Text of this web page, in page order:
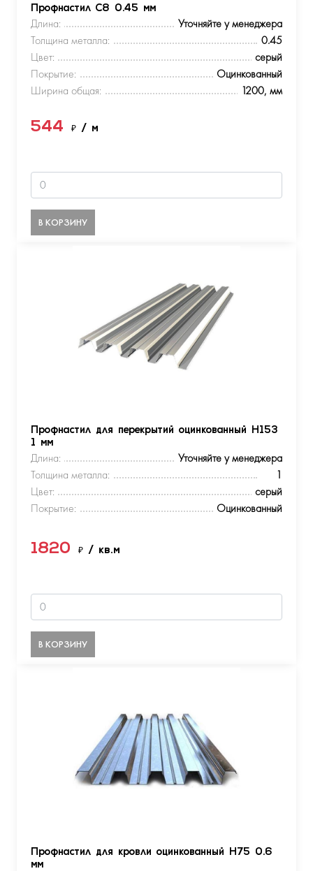
Профнастил С8 0.45 мм
Длина:
Уточняйте у менеджера
Толщина металла:
0.45
Цвет:
серый
Покрытие:
Оцинкованный
Ширина общая:
1200, мм
544 ₽ / м
В КОРЗИНУ
Профнастил для перекрытий оцинкованный Н153
1 мм
Длина:
Уточняйте у менеджера
Толщина металла:
1
Цвет:
серый
Покрытие:
Оцинкованный
1820 ₽ / кв.м
В КОРЗИНУ
Профнастил для кровли оцинкованный Н75 0.6
мм